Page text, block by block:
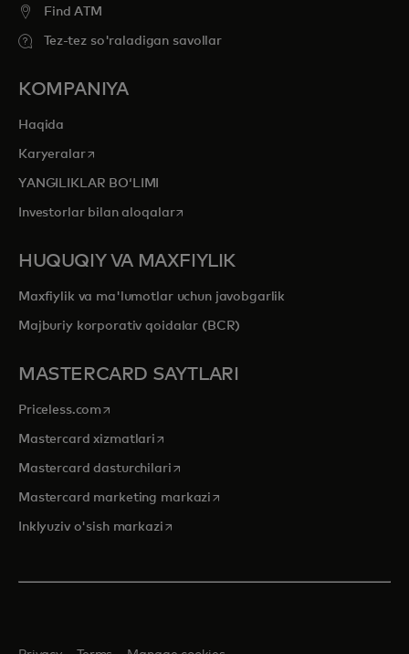
Find ATM
Tez-tez so'raladigan savollar
KOMPANIYA
Haqida
Karyeralaropens in a new tab
YANGILIKLAR BOʻLIMI
Investorlar bilan aloqalaropens in a new tab
HUQUQIY VA MAXFIYLIK
Maxfiylik va ma'lumotlar uchun javobgarlik
Majburiy korporativ qoidalar (BCR)
MASTERCARD SAYTLARI
Priceless.com opens in a new tab
Mastercard xizmatlari opens in a new tab
Mastercard dasturchilariopens in a new tab
Mastercard marketing markazi opens in a new tab
Inklyuziv o'sish markaziopens in a new tab